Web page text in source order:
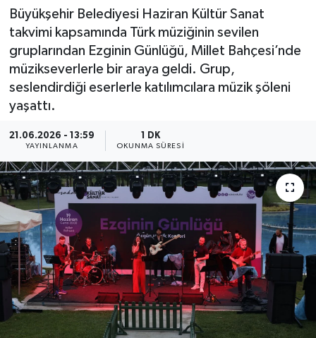
Büyükşehir Belediyesi Haziran Kültür Sanat
takvimi kapsamında Türk müziğinin sevilen
gruplarından Ezginin Günlüğü, Millet Bahçesi’nde
müzikseverlerle bir araya geldi. Grup,
seslendirdiği eserlerle katılımcılara müzik şöleni
yaşattı.
21.06.2026 - 13:59
YAYINLANMA
1 DK
OKUNMA SÜRESI